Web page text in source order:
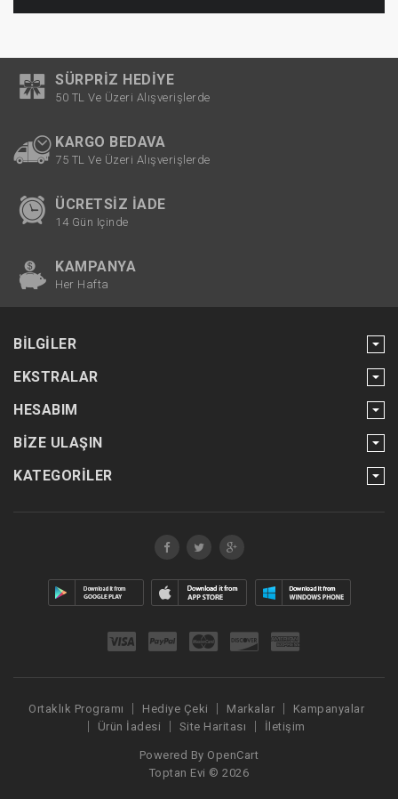
SÜRPRIZ HEDIYE
50 TL Ve Üzeri Alışverişlerde
KARGO BEDAVA
75 TL Ve Üzeri Alışverişlerde
ÜCRETSIZ İADE
14 Gün Içinde
KAMPANYA
Her Hafta
BILGILER
EKSTRALAR
HESABIM
BIZE ULAŞIN
KATEGORILER
Ortaklık Programı Hediye Çeki Markalar
Kampanyalar
Ürün İadesi
Site Haritası İletişim
Powered By OpenCart
Toptan Evi © 2026